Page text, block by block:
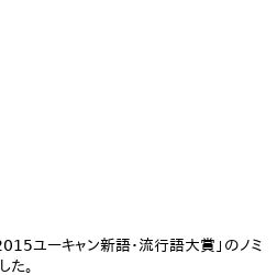
ユーキャン新語・流行語大賞」のノミ
た。